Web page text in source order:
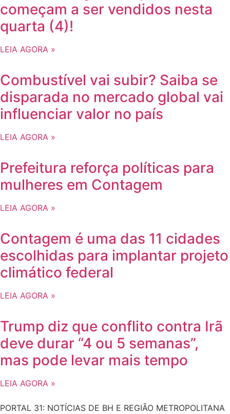
começam a ser vendidos nesta
quarta (4)!
LEIA AGORA »
Combustível vai subir? Saiba se
disparada no mercado global vai
influenciar valor no país
LEIA AGORA »
Prefeitura reforça políticas para
mulheres em Contagem
LEIA AGORA »
Contagem é uma das 11 cidades
escolhidas para implantar projeto
climático federal
LEIA AGORA »
Trump diz que conflito contra Irã
deve durar “4 ou 5 semanas”,
mas pode levar mais tempo
LEIA AGORA »
PORTAL 31: NOTÍCIAS DE BH E REGIÃO METROPOLITANA